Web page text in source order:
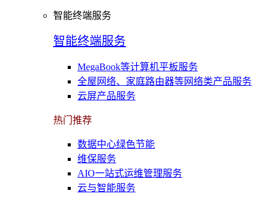
智能终端服务
智能终端服务
MegaBook等计算机平板服务
全屋网络、家庭路由器等网络类产品服务
云屏产品服务
热门推荐
数据中心绿色节能
维保服务
AIO一站式运维管理服务
云与智能服务